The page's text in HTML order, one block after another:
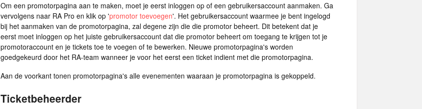
Om een promotorpagina aan te maken, moet je eerst inloggen op of een gebruikersaccount aanmaken. Ga
vervolgens naar RA Pro en klik op 'promotor toevoegen'. Het gebruikersaccount waarmee je bent ingelogd
bij het aanmaken van de promotorpagina, zal degene zijn die die promotor beheert. Dit betekent dat je
eerst moet inloggen op het juiste gebruikersaccount dat die promotor beheert om toegang te krijgen tot je
promotoraccount en je tickets toe te voegen of te bewerken. Nieuwe promotorpagina's worden
goedgekeurd door het RA-team wanneer je voor het eerst een ticket indient met die promotorpagina.
Aan de voorkant tonen promotorpagina's alle evenementen waaraan je promotorpagina is gekoppeld.
Ticketbeheerder